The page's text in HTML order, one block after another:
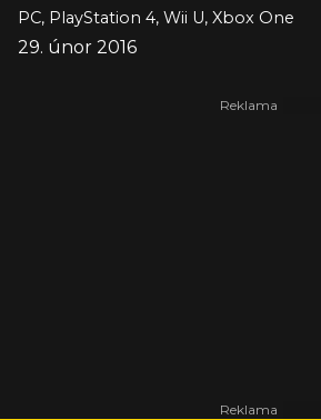
PC, PlayStation 4, Wii U, Xbox One
29. únor 2016